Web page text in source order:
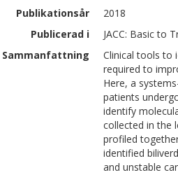
Publikationsår
2018
Publicerad i
JACC: Basic to
Sammanfattning
Clinical tools to
required to
Here, a
patients
identify
collected in the
profiled
identified
and unstable